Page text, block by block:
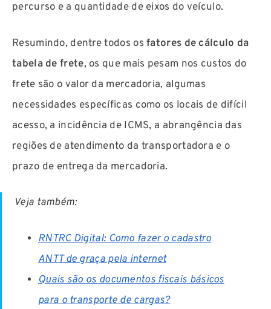
percurso e a quantidade de eixos do veículo.
Resumindo, dentre todos osfatores de cálculo da
tabela de frete, os que mais pesam nos custos do
frete são o valor da mercadoria, algumas
necessidades específicas como os locais de difícil
acesso, a incidência de ICMS, a abrangência das
regiões de atendimento da transportadora e o
prazo de entrega da mercadoria.
Veja também:
RNTRC Digital: Como fazer o cadastro
ANTT de graça pela internet
Quais são os documentos fiscais básicos
para o transporte de cargas?